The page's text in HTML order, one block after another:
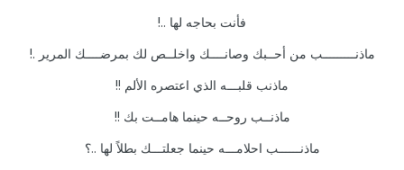
فأنت بحاجه لها ..!
ماذنـــــــــب من أحــبك وصانــــك واخلــص لك بمرضــــك المرير .!
ماذنب قلبـــه الذي اعتصره الألم !!
ماذنــب روحــه حينما هامــت بك !!
ماذنــــــب احلامـــه حينما جعلتـــك بطلاً لها ..؟